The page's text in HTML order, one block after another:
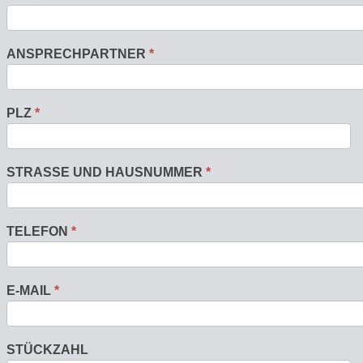
ANSPRECHPARTNER *
PLZ *
STRASSE UND HAUSNUMMER *
TELEFON *
E-MAIL *
STÜCKZAHL